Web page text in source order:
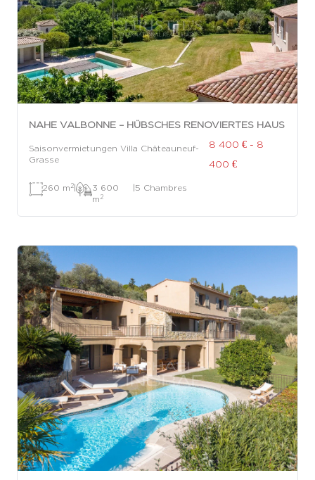
NAHE VALBONNE – HÜBSCHES RENOVIERTES HAUS
Saisonvermietungen Villa Châteauneuf-
Grasse
8 400 € - 8
400 €
260 m 2|
3 600
m 2
|5 Chambres